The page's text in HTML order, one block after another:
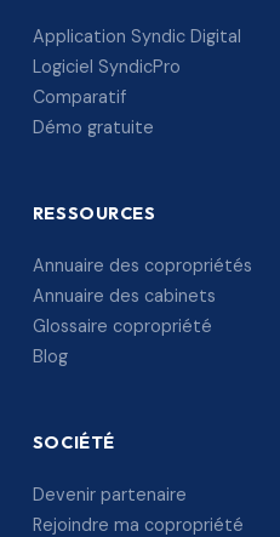
Application Syndic Digital
Logiciel SyndicPro
Comparatif
Démo gratuite
RESSOURCES
Annuaire des copropriétés
Annuaire des cabinets
Glossaire copropriété
Blog
SOCIÉTÉ
Devenir partenaire
Rejoindre ma copropriété